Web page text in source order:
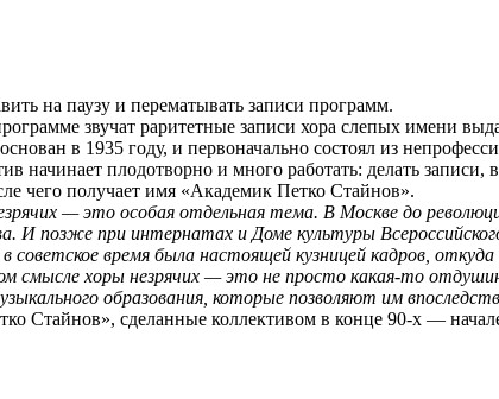
на паузу и перематывать записи программ.
звучат раритетные записи хора слепых имени
в 1935 году, и первоначально состоял из
начинает плодотворно и много работать: делать
чего получает имя «Академик Петко Стайнов».
— это особая отдельная тема. В Москве до
И позже при интернатах и Доме культуры
советское время была настоящей кузницей кадров,
смысле хоры незрячих — это не просто какая-то
образования, которые позволяют им
Стайнов», сделанные коллективом в конце 90-х —